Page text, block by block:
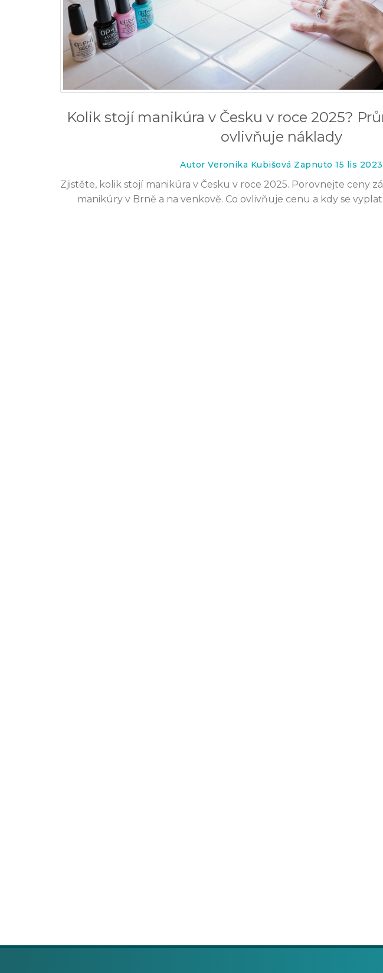
Kolik stojí manikúra v Česku v roce 2025?
ovlivňuje náklady
Autor Veronika Kubišová Zapnuto 15 lis 2023
Zjistěte, kolik stojí manikúra v Česku v roce 2025. Porovnejte ceny
manikúry v Brně a na venkově. Co ovlivňuje cenu a kdy se
Proč praská kůže na patách: příčiny,
17 zář 2025
Jak si
18 kvě 2026